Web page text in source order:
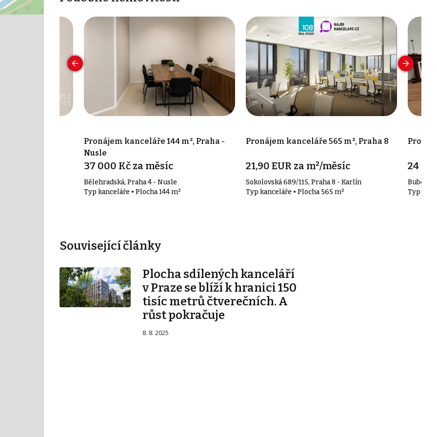
Pronájem kanceláře 144 m², Praha -
Nusle
37 000 Kč za měsíc
Bělehradská, Praha 4 - Nusle
Typ kanceláře • Plocha 144 m²
Pronájem kanceláře 565 m², Praha 8
21,90 EUR za m²/měsíc
Sokolovská 689/115, Praha 8 - Karlín
Typ kanceláře • Plocha 565 m²
24
Typ
Související články
Plocha sdílených kanceláří
v Praze se blíží k hranici 150
tisíc metrů čtverečních. A
růst pokračuje
8. 8. 2025